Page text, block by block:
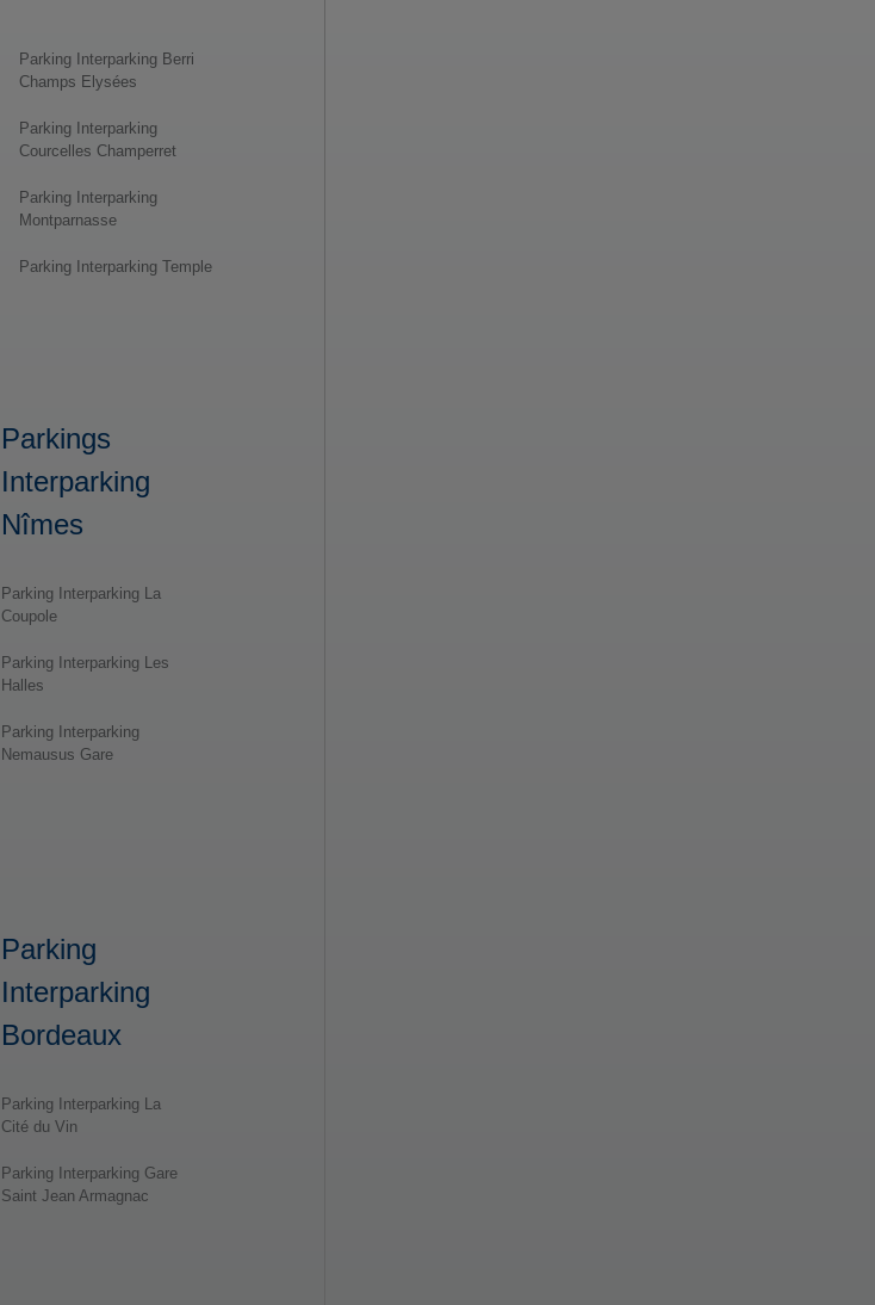
Parking Interparking Berri
Champs Elysées
Parking Interparking
Courcelles Champerret
Parking Interparking
Montparnasse
Parking Interparking Temple
Parkings
Interparking
Nîmes
Parking Interparking La
Coupole
Parking Interparking Les
Halles
Parking Interparking
Nemausus Gare
Parking
Interparking
Bordeaux
Parking Interparking La
Cité du Vin
Parking Interparking Gare
Saint Jean Armagnac